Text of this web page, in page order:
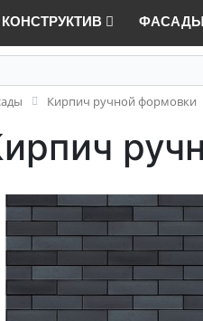
КОНСТРУКТИВ ФАСАДЫ
Кирпич ручной формовки